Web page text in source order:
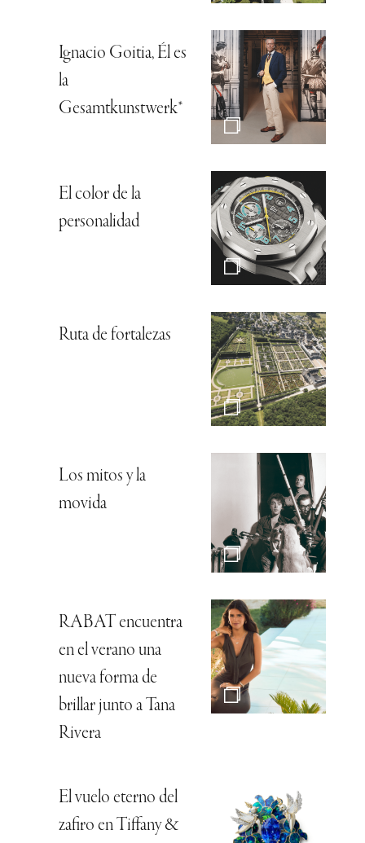
Ignacio Goitia, Él es
la
Gesamtkunstwerk*
El color de la
personalidad
Ruta de fortalezas
Los mitos y la
movida
RABAT encuentra
en el verano una
nueva forma de
brillar junto a Tana
Rivera
El vuelo eterno del
zafiro en Tiffany &